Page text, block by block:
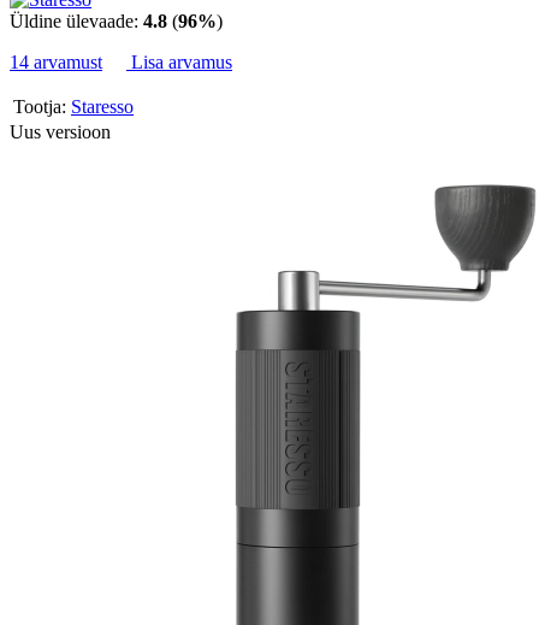
Üldine ülevaade: 4.8 (96%)
14 arvamust
Lisa arvamus
Tootja: Staresso
Uus versioon